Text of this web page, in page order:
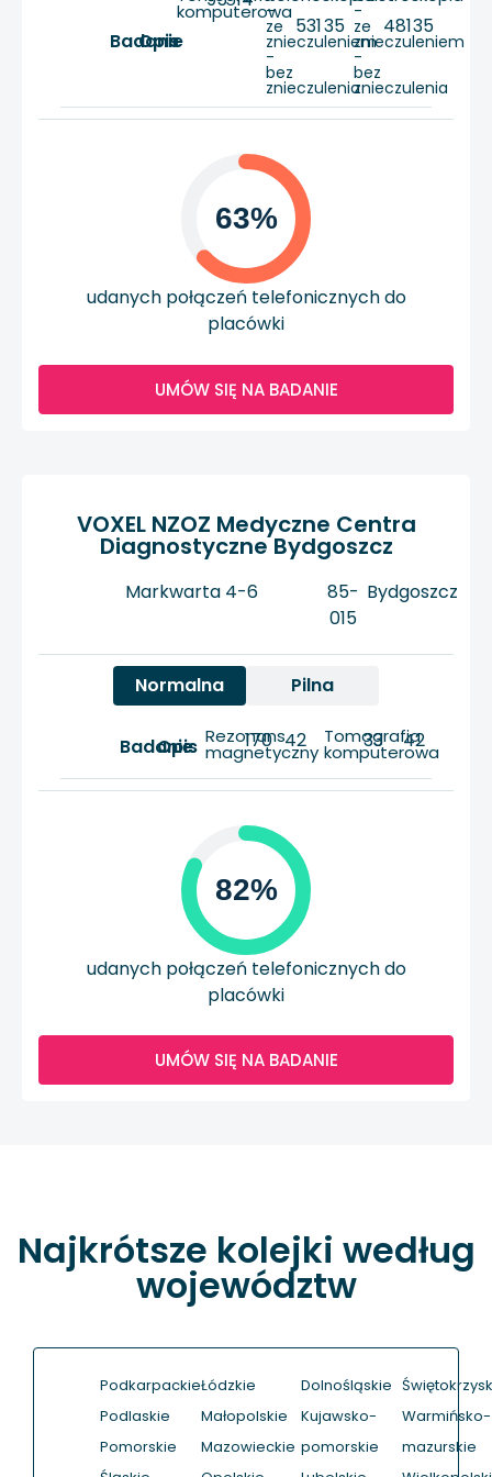
Badanie
Opis
komputerowa
-
ze
znieczuleniem
-
bez
znieczulenia
53135
-
ze
znieczuleniem
-
bez
znieczulenia
48135
63%
udanych połączeń telefonicznych do
placówki
UMÓW SIĘ NA BADANIE
VOXEL NZOZ Medyczne Centra
Diagnostyczne Bydgoszcz
Markwarta 4-6
85-
015
Bydgoszcz
Normalna Pilna
Badanie
Opis Rezonans
magnetyczny
170 42 Tomografia
komputerowa
33 42
82%
udanych połączeń telefonicznych do
placówki
UMÓW SIĘ NA BADANIE
Najkrótsze kolejki według
województw
Podkarpackie
Podlaskie
Pomorskie
Łódzkie
Małopolskie
Mazowieckie
Dolnośląskie
Kujawsko-
pomorskie
Warmińsko-
mazurskie